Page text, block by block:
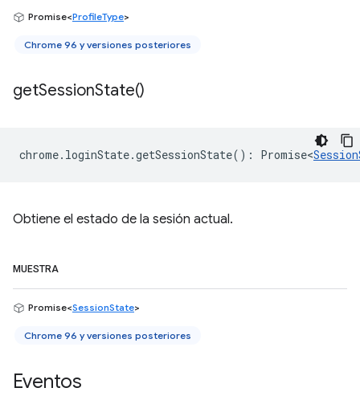
Promise<ProfileType>
Chrome 96 y versiones posteriores
getSessionState()
chrome. loginState.getSessionState() : Promise<
Obtiene el estado de la sesión actual.
MUESTRA
Promise<SessionState>
Chrome 96 y versiones posteriores
Eventos